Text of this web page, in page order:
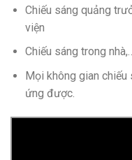
Chiếu sáng quảng
viện
Chiếu sáng trong
Mọi không gian chiếu
ứng được.